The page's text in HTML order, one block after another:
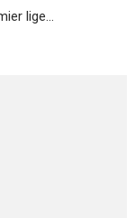
lige...